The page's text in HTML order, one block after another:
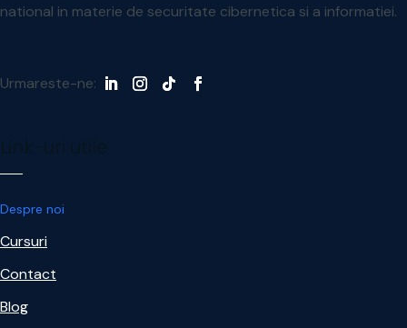
national in materie de securitate cibernetica si a informatiei.
Urmareste-ne:
Despre noi
Cursuri
Contact
Blog